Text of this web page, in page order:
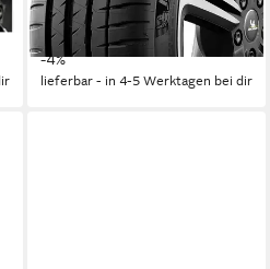
Produktdatenblatt
254,99 € UVP 266,99 €
-4%
lieferbar - in 4-5 Werktagen bei dir